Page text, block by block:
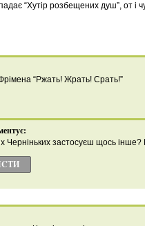
“Хутір розбещених душ”, от і
“Ржать! Жрать! Срать!”
Черніньких застосуєш щось